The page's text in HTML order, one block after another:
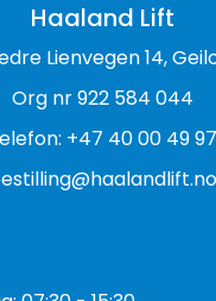
Haaland Lift
Lienvegen 14,
Org nr 922 584 044
+47 40 00 49 97